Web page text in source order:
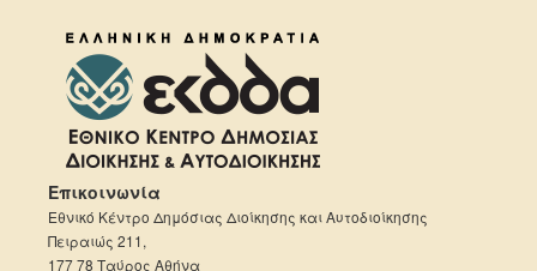
Επικοινωνία
Εθνικό Κέντρο Δημόσιας Διοίκησης και Αυτοδιοίκησης
Πειραιώς 211,
177 78 Ταύρος Αθήνα